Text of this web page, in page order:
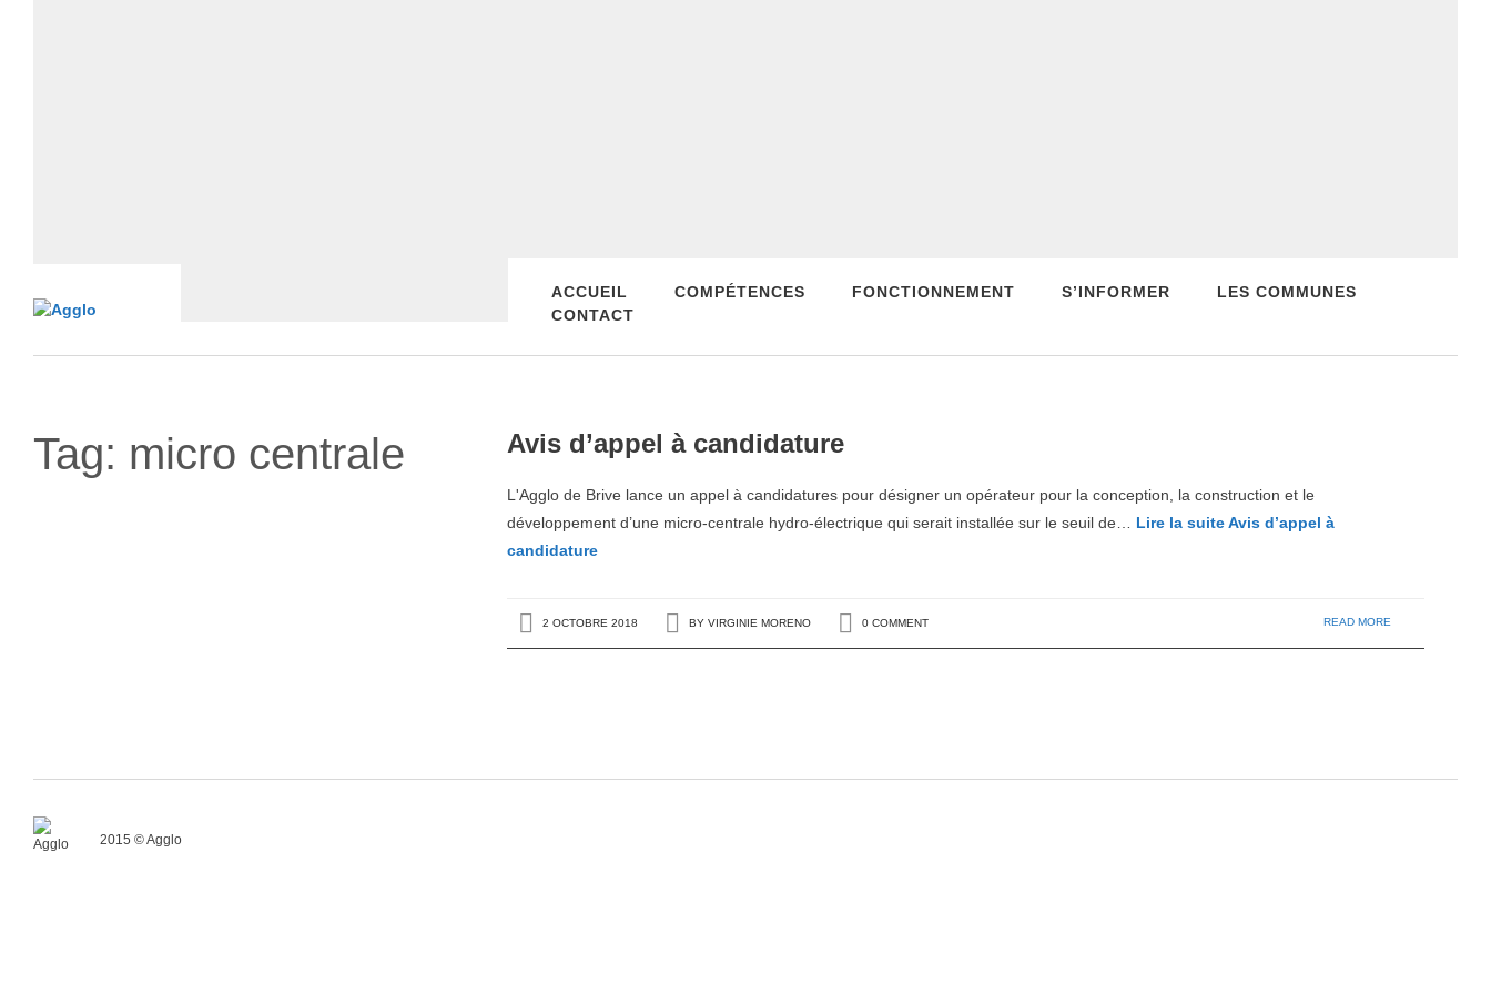
ACCUEIL COMPÉTENCES FONCTIONNEMENT S’INFORMER
LES COMMUNES
CONTACT
Tag: micro centrale Avis d’appel à candidature
L'Agglo de Brive lance un appel à candidatures pour désigner un opérateur pour la conception, la construction et le
développement d’une micro-centrale hydro-électrique qui serait installée sur le seuil de… Lire la suiteAvis d’appel à
candidature
2 OCTOBRE 2018 BYVIRGINIE MORENO 0 COMMENT READ MORE
2015 © Agglo